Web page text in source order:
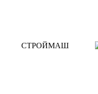
СТРОЙМАШ